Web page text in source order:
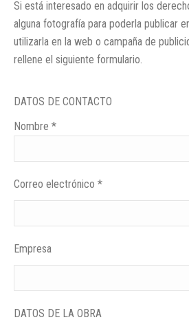
Si está interesado en adquirir los
alguna fotografía para poderla publicar
utilizarla en la web o campaña de
rellene el siguiente formulario.
DATOS DE CONTACTO
Nombre *
Correo electrónico *
Empresa
DATOS DE LA OBRA